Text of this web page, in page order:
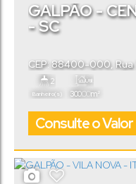
Consulte o Valor
GALPÃO -
- SC
CEP: 88400-000,
Ituporanga, Santa
2
Banheiro(s)
Útil:
300.00m²